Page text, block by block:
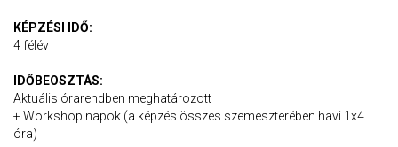
KÉPZÉSI IDŐ:
4 félév
IDŐBEOSZTÁS:
Aktuális órarendben meghatározott
+ Workshop napok (a képzés összes szemeszterében havi 1x4
óra)